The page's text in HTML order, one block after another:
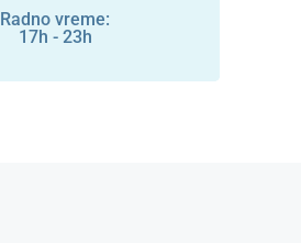
Radno vreme:
17h - 23h